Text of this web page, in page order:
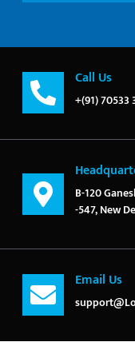
Call Us
+(91) 70533
B-120
-547, New
Email Us